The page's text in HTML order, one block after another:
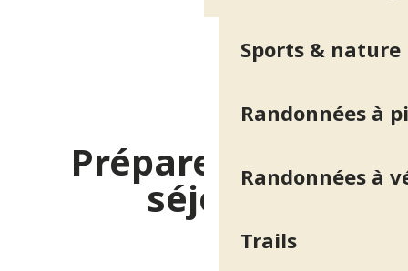
Sports & nature
Randonnées à
Randonnées à
Trails
Spa thermal
Préparez votre
séjour
Hébergements & Restauration